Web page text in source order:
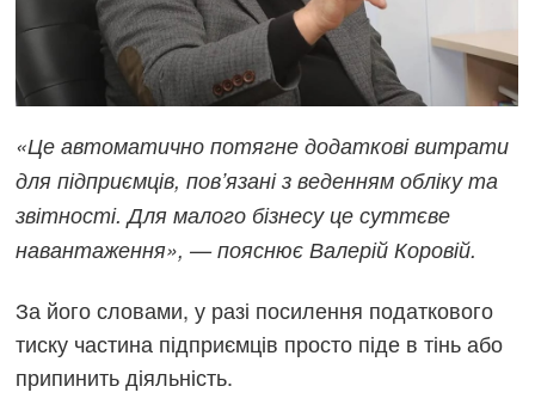
«Це автоматично потягне додаткові витрати
для підприємців, пов’язані з веденням обліку та
звітності. Для малого бізнесу це суттєве
навантаження», — пояснює Валерій Коровій.
За його словами, у разі посилення податкового
тиску частина підприємців просто піде в тінь або
припинить діяльність.